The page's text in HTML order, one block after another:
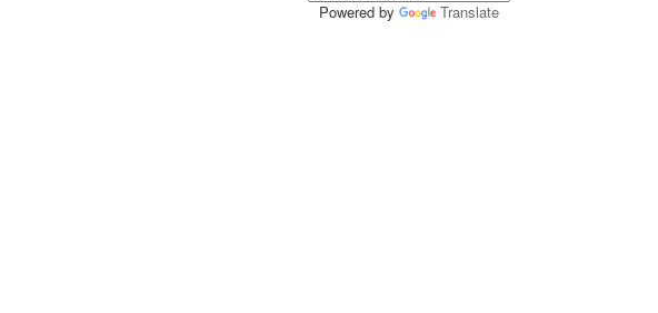
Powered by Translate